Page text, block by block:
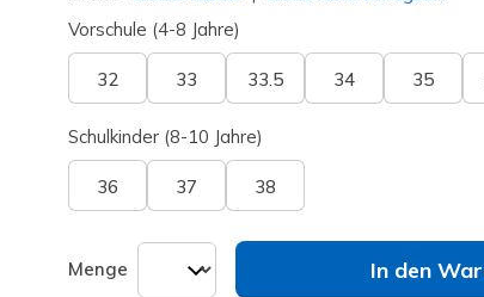
Vorschule (4-8 Jahre)
32 33 33.5 34 35
Schulkinder (8-10 Jahre)
36 37 38
Menge In den